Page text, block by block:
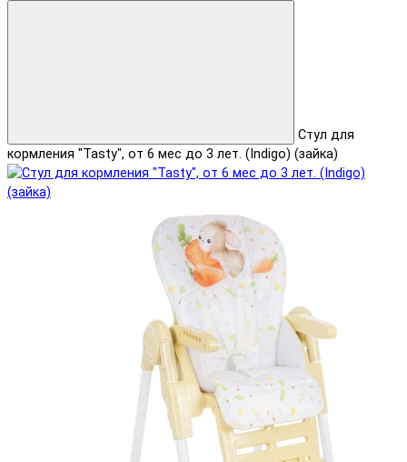
Стул для
кормления "Tasty", от 6 мес до 3 лет. (Indigo) (зайка)